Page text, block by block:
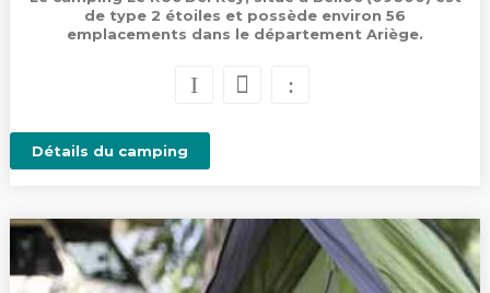
de type 2 étoiles et possède environ 56
emplacements dans le département Ariège.
Détails du camping